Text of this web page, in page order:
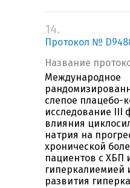
14.
Протокол №
Название
Международное
слепое плацебо-
исследование III
влияния
натрия на
хронической
пациентов с ХБП
гиперкалиемией
развития